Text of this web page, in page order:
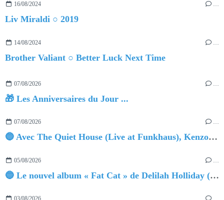
16/08/2024 …
Liv Miraldi ○ 2019
14/08/2024
Brother Valiant ○ Better Luck Next Time
07/08/2026 …
🎁 Les Anniversaires du Jour ...
07/08/2026 …
🔵 Avec The Quiet House (Live at Funkhaus), Kenzo Zurzolo livre une performance aussi intense qu'envoûtante.
05/08/2026
🔵 Le nouvel album « Fat Cat » de Delilah Holliday (sortie le 30 Octobre 2026)
03/08/2026